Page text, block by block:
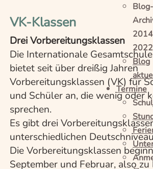
Blog-
2022
Blog
Termine
VK-Klassen
Drei Vorbereitungsklassen
Die Internationale
bietet seit über dreißig Jahren
Vorbereitungsklassen (VK) für
und Schüler an, die wenig oder
sprechen.
Es gibt drei
unterschiedlichen
Die Vorbereitungsklassen
September und Februar, also zu